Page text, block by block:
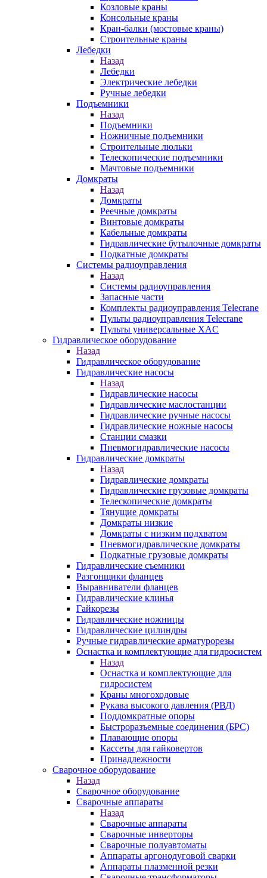
Козловые краны
Консольные краны
Кран-балки (мостовые краны)
Строительные краны
Лебедки
Назад
Лебедки
Электрические лебедки
Ручные лебедки
Подъемники
Назад
Подъемники
Ножничные подъемники
Строительные люльки
Телескопические подъемники
Мачтовые подъемники
Домкраты
Назад
Домкраты
Реечные домкраты
Винтовые домкраты
Кабельные домкраты
Гидравлические бутылочные домкраты
Подкатные домкраты
Системы радиоуправления
Назад
Системы радиоуправления
Запасные части
Комплекты радиоуправления Telecrane
Пульты радиоуправления Telecrane
Пульты универсальные XAC
Гидравлическое оборудование
Назад
Гидравлическое оборудование
Гидравлические насосы
Назад
Гидравлические насосы
Гидравлические маслостанции
Гидравлические ручные насосы
Гидравлические ножные насосы
Станции смазки
Пневмогидравлические насосы
Гидравлические домкраты
Назад
Гидравлические домкраты
Гидравлические грузовые домкраты
Телескопические домкраты
Тянущие домкраты
Домкраты низкие
Домкраты с низким подхватом
Пневмогидравлические домкраты
Подкатные грузовые домкраты
Гидравлические съемники
Разгонщики фланцев
Выравниватели фланцев
Гидравлические клинья
Гайкорезы
Гидравлические ножницы
Гидравлические цилиндры
Ручные гидравлические арматурорезы
Оснастка и комплектующие для гидросистем
Назад
Оснастка и комплектующие для
гидросистем
Краны многоходовые
Рукава высокого давления (РВД)
Поддомкратные опоры
Быстроразъемные соединения (БРС)
Плавающие опоры
Кассеты для гайковертов
Принадлежности
Сварочное оборудование
Назад
Сварочное оборудование
Сварочные аппараты
Назад
Сварочные аппараты
Сварочные инверторы
Сварочные полуавтоматы
Аппараты аргонодуговой сварки
Аппараты плазменной резки